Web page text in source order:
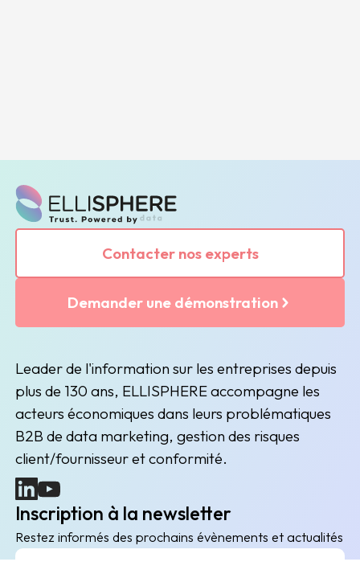
Contacter nos experts
Demander une démonstration
Leader de l'information sur les entreprises depuis
plus de 130 ans, ELLISPHERE accompagne les
acteurs économiques dans leurs problématiques
B2B de data marketing, gestion des risques
client/fournisseur et conformité.
(nouvelle fenêtre)
(nouvelle fenêtre)
Inscription à la newsletter
Restez informés des prochains évènements et actualités